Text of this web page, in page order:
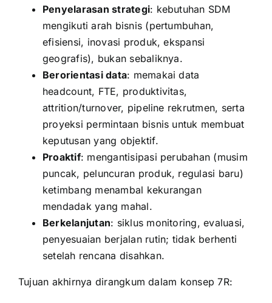
Penyelarasan strategi: kebutuhan SDM
mengikuti arah bisnis (pertumbuhan,
efisiensi, inovasi produk, ekspansi
geografis), bukan sebaliknya.
Berorientasi data: memakai data
headcount, FTE, produktivitas,
attrition/turnover, pipeline rekrutmen, serta
proyeksi permintaan bisnis untuk membuat
keputusan yang objektif.
Proaktif: mengantisipasi perubahan (musim
puncak, peluncuran produk, regulasi baru)
ketimbang menambal kekurangan
mendadak yang mahal.
Berkelanjutan: siklus monitoring, evaluasi,
penyesuaian berjalan rutin; tidak berhenti
setelah rencana disahkan.
Tujuan akhirnya dirangkum dalam konsep 7R: